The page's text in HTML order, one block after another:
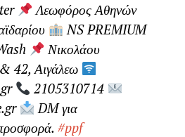
Λεωφόρος Αθηνών
NS PREMIUM
Νικολάου
42, Αιγάλεω
2105310714
DM για
#ppf